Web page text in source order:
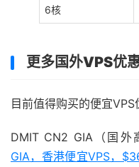
6核
更多国外VPS优
目前值得购买的便宜VPS
DMIT CN2 GIA（国外
GIA，香港便宜VPS，